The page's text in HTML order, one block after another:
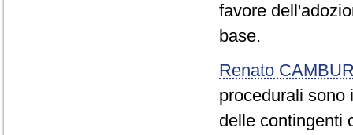
favore
base.
Renato
procedurali sono
delle contingenti